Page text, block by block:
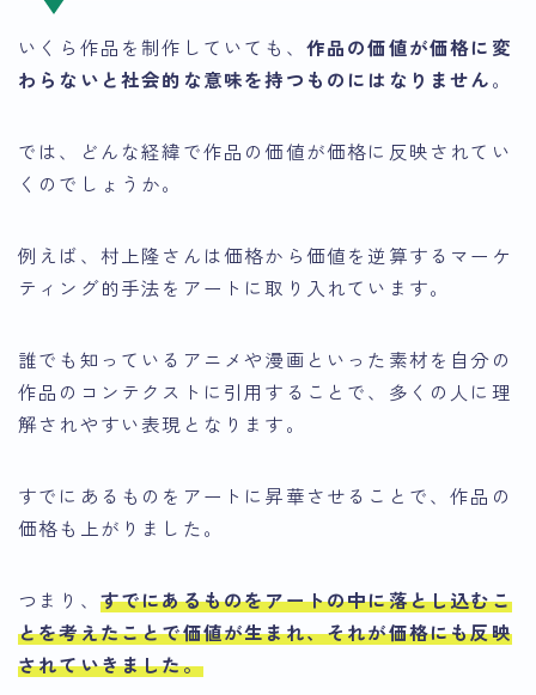
いくら作品を制作していても、 作品の価値が価格に変
わらないと社会的な意味を持つものにはなりません。
では、どんな経緯で作品の価値が価格に反映されてい
くのでしょうか。
例えば、村上隆さんは価格から価値を逆算するマーケ
ティング的手法をアートに取り入れています。
誰でも知っているアニメや漫画といった素材を自分の
作品のコンテクストに引用することで、多くの人に理
解されやすい表現となります。
すでにあるものをアートに昇華させることで、作品の
価格も上がりました。
つまり、 すでにあるものをアートの中に落とし込むこ
とを考えたことで価値が生まれ、それが価格にも反映
されていきました。